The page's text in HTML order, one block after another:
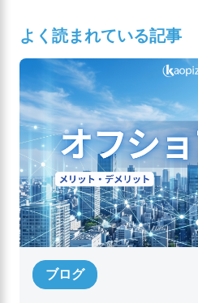
よく読まれている記事
ブログ